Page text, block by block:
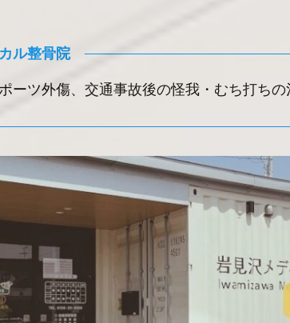
ル整骨院
ーツ外傷、交通事故後の怪我・むち打ち